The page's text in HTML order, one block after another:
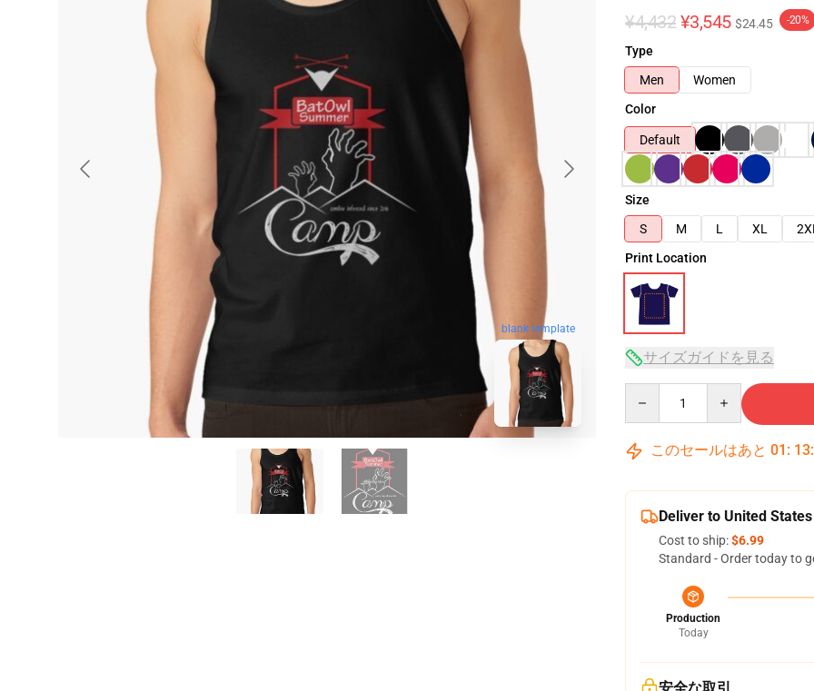
blank template
¥4,432 ¥3,545 $24.45 -20%
Type
Men
Women
Color
Default
Size
S
M L XL 2XL
Print Location
サイズガイドを見る
このセールはあと 01 : 13:
Deliver to United States
Cost to ship:$6.99
Standard - Order today to
Production
Today